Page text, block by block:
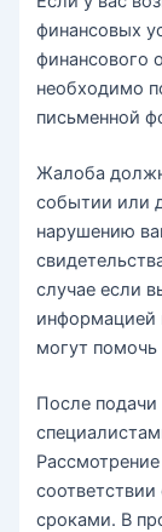
финансовых
финансового
необходимо
письменной
Жалоба
событии или
нарушению
случае если
информацией
могут помочь
После
сроками. В